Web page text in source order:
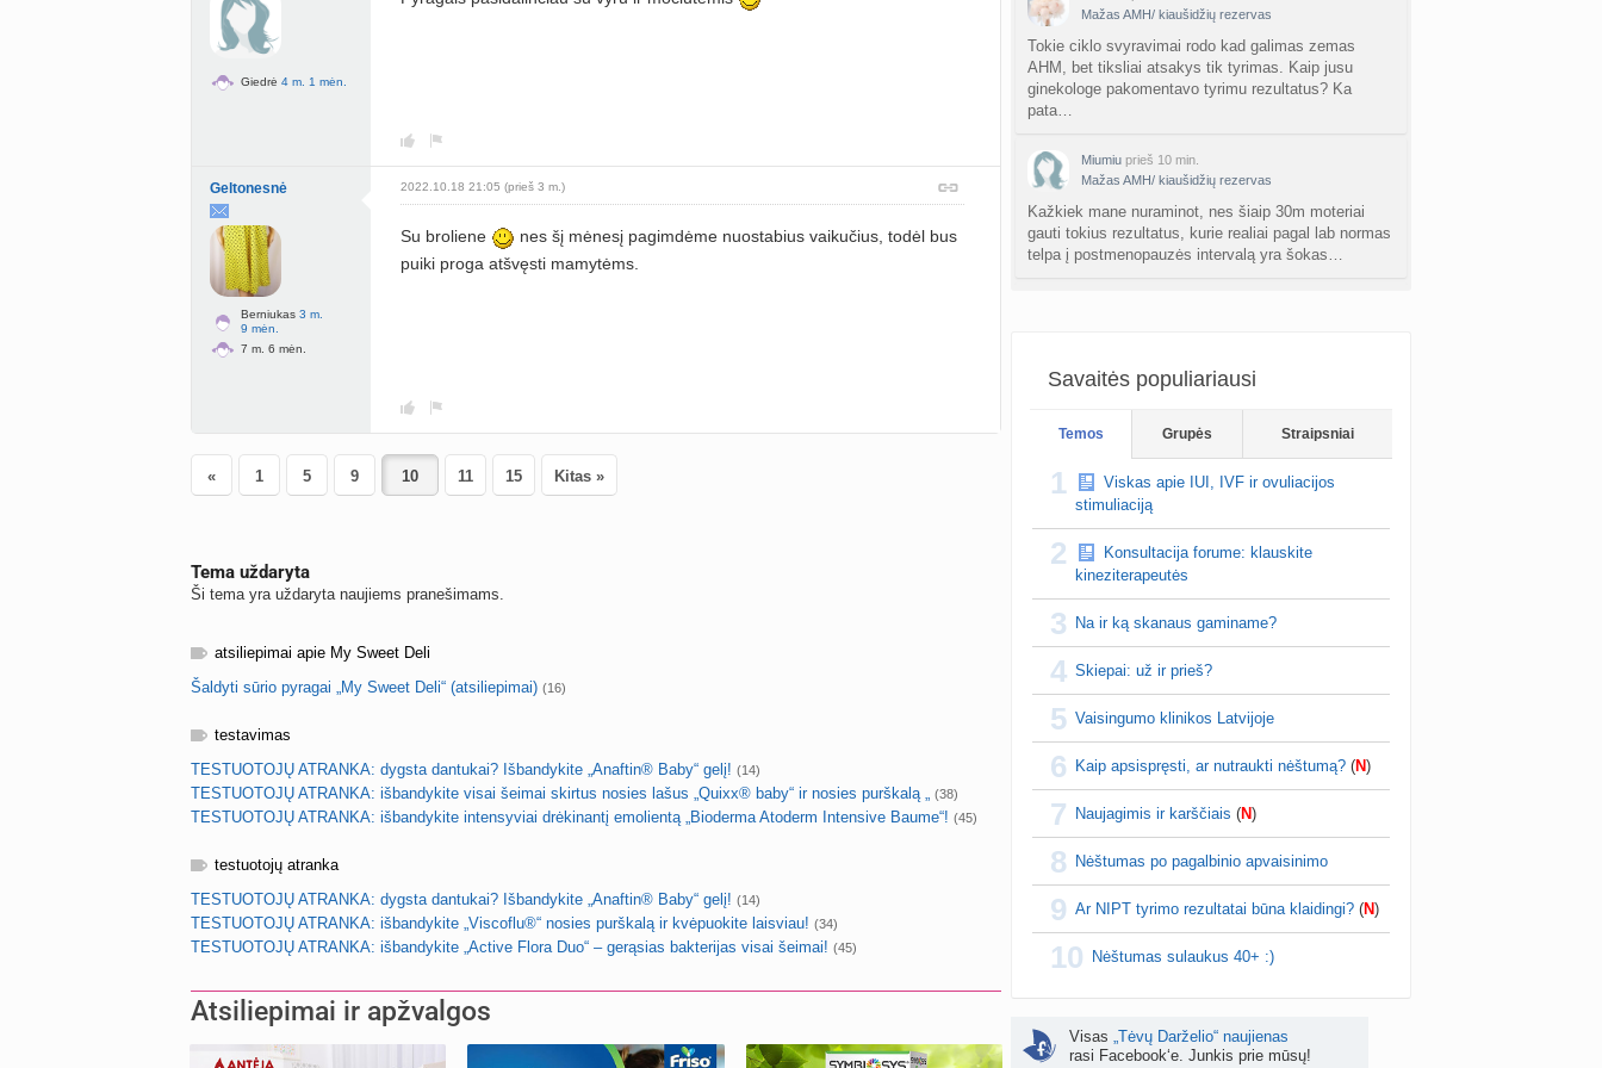
Giedrė 4 m. 1 mėn.
Geltonesnė
Berniukas 3 m.
9 mėn.
7 m. 6 mėn.
2022.10.18 21:05 (prieš 3 m.)
Su broliene
nes šį mėnesį pagimdėme nuostabius vaikučius, todėl bus
puiki proga atšvęsti mamytėms.
« 1 5 9 11 15 Kitas »
Tema uždaryta
Ši tema yra uždaryta naujiems pranešimams.
atsiliepimai apie My Sweet Deli
Šaldyti sūrio pyragai „My Sweet Deli“ (atsiliepimai) (16)
testavimas
TESTUOTOJŲ ATRANKA: dygsta dantukai? Išbandykite „Anaftin® Baby“ gelį! (14)
TESTUOTOJŲ ATRANKA: išbandykite visai šeimai skirtus nosies lašus „Quixx® baby“ ir nosies purškalą „ (38)
TESTUOTOJŲ ATRANKA: išbandykite intensyviai drėkinantį emolientą „Bioderma Atoderm Intensive Baume“! (45)
testuotojų atranka
TESTUOTOJŲ ATRANKA: dygsta dantukai? Išbandykite „Anaftin® Baby“ gelį! (14)
TESTUOTOJŲ ATRANKA: išbandykite „Viscoflu®“ nosies purškalą ir kvėpuokite laisviau! (34)
TESTUOTOJŲ ATRANKA: išbandykite „Active Flora Duo“ – gerąsias bakterijas visai šeimai! (45)
Atsiliepimai ir apžvalgos
atnaujinta Agne.baronaite prieš 2 d.
Perspėjimas dėl pardavėjo „Mantvis“
sukurta Soliaris73
sukurta TD asistentė prieš 3 d.
Skydliaukės hipotirozė ir nėštumas (+3)
atnaujinta Šviesa777 prieš 3 d.
atnaujinta Svaja1234 prieš 3 d.
sukurtaTD asistentė prieš 4 d.
Dažniausi klausimai apie cezario pjūvį (+2)
Veronika99 prieš 4 d.
lytinis brendimas (3)
prieš 4 d.
TD testuotojos! (bendra tema)
atnaujintaKarlitele prieš 4 d.
vaiko drabuziai (2)
sukurta
Privatumo ribos (11)
sukurta danguolyte prieš 4 d.
Kaip apsispręsti, ar nutraukti nėštumą? (+22)
atnaujinta Liudeselis prieš 5 d.
Dyson Airwrap plaukų formavimo prietaisas (atsiliepimai)
Mažas AMH/ kiaušidžių rezervas
Tokie ciklo svyravimai rodo kad galimas zemas
AHM, bet tiksliai atsakys tik tyrimas. Kaip jusu
ginekologe pakomentavo tyrimu rezultatus? Ka
pata…
Miumiu prieš 10 min.
Mažas AMH/ kiaušidžių rezervas
Kažkiek mane nuraminot, nes šiaip 30m moteriai
gauti tokius rezultatus, kurie realiai pagal lab normas
telpa į postmenopauzės intervalą yra šokas…
laboratoriju. Jeigu daryti Vln, rekomenduociau
Savaitės populiariausi
Temos Grupės Straipsniai
1
Viskas apie IUI, IVF ir ovuliacijos
stimuliaciją
2
Konsultacija forume: klauskite
kineziterapeutės
3 Na ir ką skanaus gaminame?
4 Skiepai: už ir prieš?
5 Vaisingumo klinikos Latvijoje
6 Kaip apsispręsti, ar nutraukti nėštumą? (N)
7 Naujagimis ir karščiais (N)
8 Nėštumas po pagalbinio apvaisinimo
9 Ar NIPT tyrimo rezultatai būna klaidingi? (N)
10 Nėštumas sulaukus 40+ :)
Visas „Tėvų Darželio“ naujienas
rasi Facebook‘e. Junkis prie mūsų!